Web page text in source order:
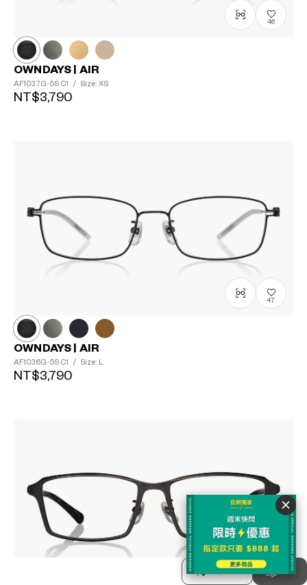
排序方式 分類
46
OWNDAYS | AIR
AF1037G-5S C1 / Size: XS
NT$3,790
47
OWNDAYS | AIR
AF1036G-5S C1 / Size: L
NT$3,790